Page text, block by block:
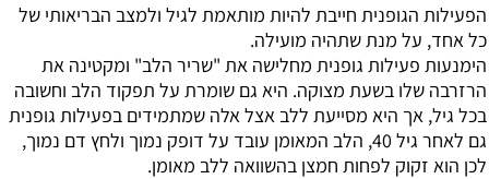
הפעילות הגופנית חייבת להיות מותאמת לגיל ולמצב הבריאותי של
כל אחד, על מנת שתהיה מועילה.
הימנעות פעילות גופנית מחלישה את "שריר הלב" ומקטינה את
הרזרבה שלו בשעת מצוקה. היא גם שומרת על תפקוד הלב וחשובה
בכל גיל, אך היא מסייעת ללב אצל אלה שמתמידים בפעילות גופנית
גם לאחר גיל 40, הלב המאומן עובד על דופק נמוך ולחץ דם נמוך,
לכן הוא זקוק לפחות חמצן בהשוואה ללב מאומן.